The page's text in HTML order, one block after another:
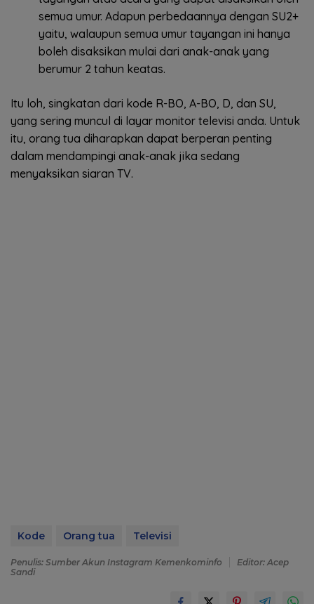
semua umur. Adapun perbedaannya dengan SU2+
yaitu, walaupun semua umur tayangan ini hanya
boleh disaksikan mulai dari anak-anak yang
berumur 2 tahun keatas.
Itu loh, singkatan dari kode R-BO, A-BO, D, dan SU,
yang sering muncul di layar monitor televisi anda. Untuk
itu, orang tua diharapkan dapat berperan penting
dalam mendampingi anak-anak jika sedang
menyaksikan siaran TV.
Kode Orang tua Televisi
Penulis: Sumber Akun Instagram Kemenkominfo
Editor: Acep
Sandi